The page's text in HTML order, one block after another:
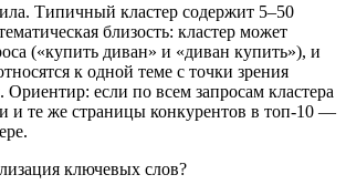
Типичный кластер содержит 5–50
близость: кластер может
(«купить диван» и «диван купить»), и
к одной теме с точки зрения
если по всем запросам кластера
и те же страницы конкурентов в топ-10 —
ключевых слов?